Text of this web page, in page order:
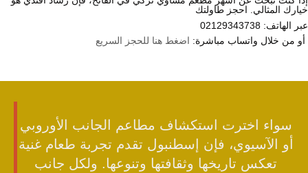
خيارك المثالي. احجز طاولتك
عبر الهاتف: 02129343738
أو من خلال واتساب مباشرة: اضغط هنا للحجز السريع
سواء اخترت استكشاف مطاعم الجانب الأوروبي
أو الآسيوي، فإن إسطنبول تقدم تجربة طعام غنية
تعكس تاريخها وثقافتها وتنوعها. ولكل جانب